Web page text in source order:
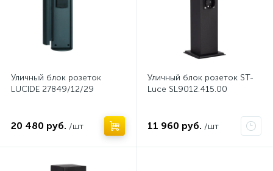
Уличный блок розеток
LUCIDE 27849/12/29
20 480 руб. /шт
Уличный блок розеток ST-
Luce SL9012.415.00
11 960 руб. /шт